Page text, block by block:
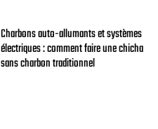
Charbons auto-allumants et systèmes
électriques : comment faire une chicha
sans charbon traditionnel